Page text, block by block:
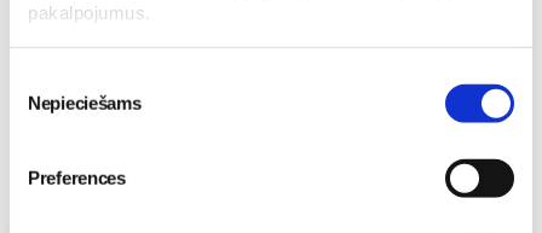
pakalpojumus.
izvēle
Nepieciešams
Preferences